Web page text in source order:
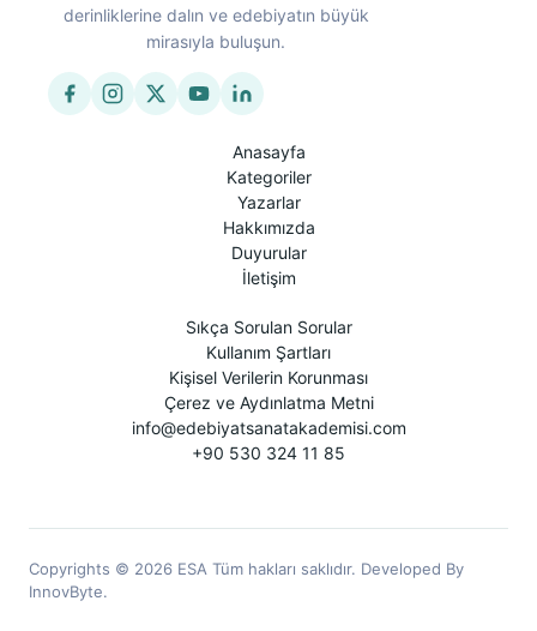
derinliklerine dalın ve edebiyatın büyük
mirasıyla buluşun.
Anasayfa
Kategoriler
Yazarlar
Hakkımızda
Duyurular
İletişim
Sıkça Sorulan Sorular
Kullanım Şartları
Kişisel Verilerin Korunması
Çerez ve Aydınlatma Metni
info@edebiyatsanatakademisi.com
+90 530 324 11 85
Copyrights © 2026 ESA Tüm hakları saklıdır. Developed By
InnovByte.